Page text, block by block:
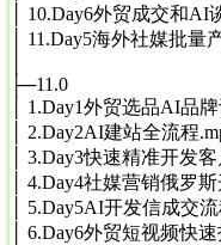
│ 10.Day6外贸成交和AI
│ 11.Day5海外社媒批量
├─11.0
│ 1.Day1外贸选品AI品
│ 2.Day2AI建站全流程
│ 3.Day3快速精准开发
│ 4.Day4社媒营销俄罗
│ 5.Day5AI开发信成交
│ 6.Day6外贸短视频快